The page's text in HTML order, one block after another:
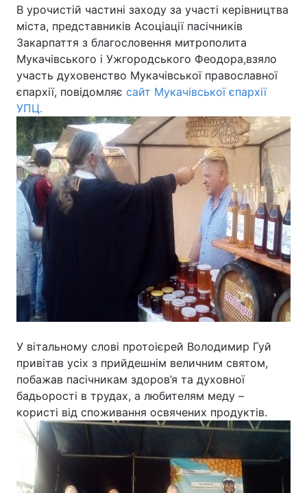
Спорт Наука
Техно і зв'язок Лайт
Зброя Інциденти
Здоров'я Туризм
Цікавинки Погода
Відео з Youtube Статті
Інтерв'ю Думки
Архів Вакансії
Контакти
Реклама на сайті Фотобанк
Моніторинг Пресцентр
В урочистій частині заходу за участі керівництва
міста, представників Асоціації пасічників
Закарпаття з благословення митрополита
Мукачівського і Ужгородського Феодора,взяло
участь духовенство Мукачівської православної
єпархії, повідомляє сайт Мукачівської єпархії
УПЦ.
У вітальному слові протоієрей Володимир Гуй
привітав усіх з прийдешнім величним святом,
побажав пасічникам здоров’я та духовної
бадьорості в трудах, а любителям меду –
користі від споживання освячених продуктів.